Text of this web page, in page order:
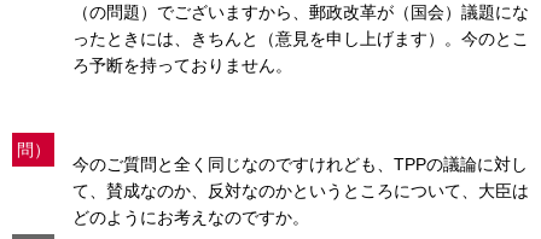
（の問題）でございますから、郵政改革が（国会）議題にな
ったときには、きちんと（意見を申し上げます）。今のとこ
ろ予断を持っておりません。
問）
今のご質問と全く同じなのですけれども、TPPの議論に対し
て、賛成なのか、反対なのかというところについて、大臣は
どのようにお考えなのですか。